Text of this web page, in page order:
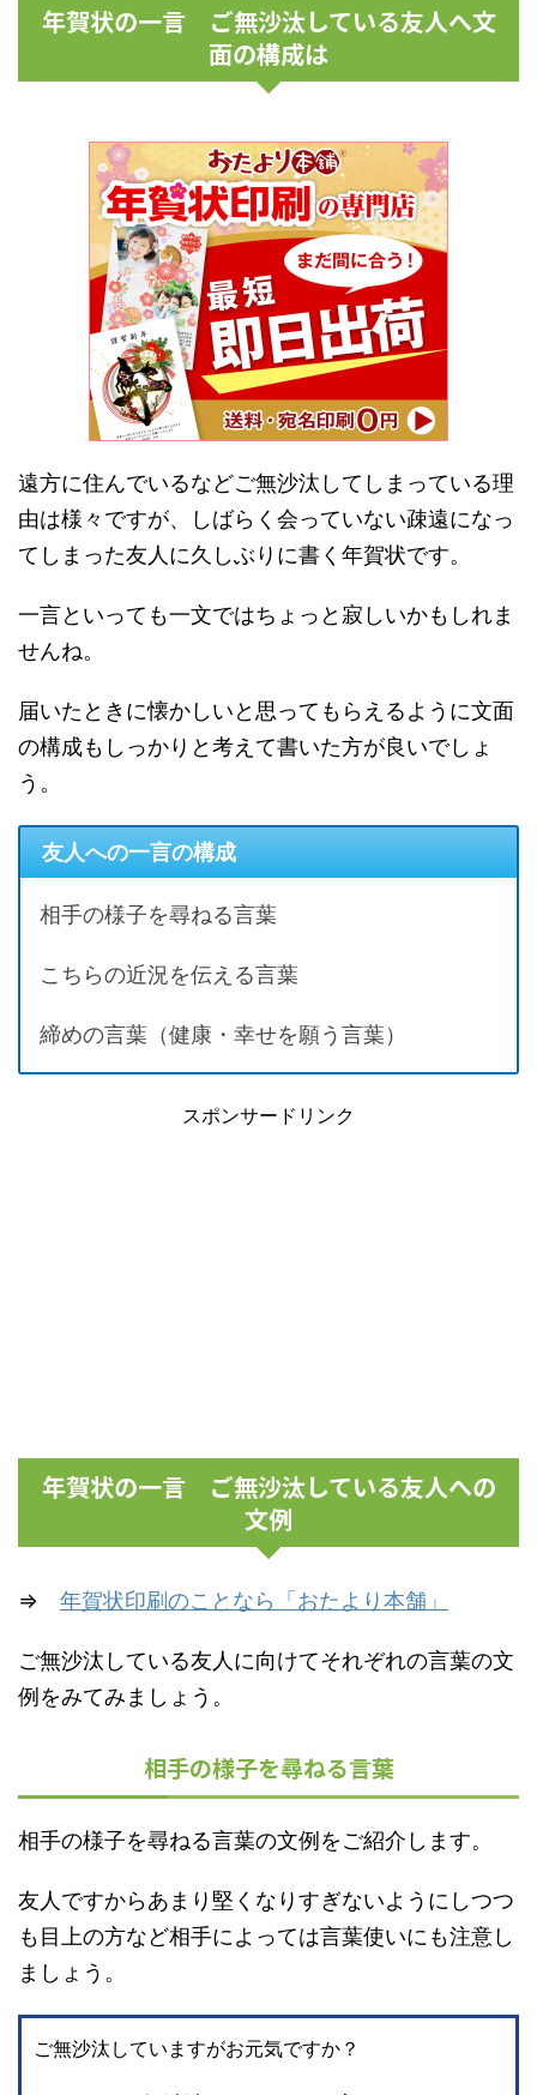
年賀状の一言 ご無沙汰している友人へ文
面の構成は
遠方に住んでいるなどご無沙汰してしまっている理
由は様々ですが、しばらく会っていない疎遠になっ
てしまった友人に久しぶりに書く年賀状です。
一言といっても一文ではちょっと寂しいかもしれま
せんね。
届いたときに懐かしいと思ってもらえるように文面
の構成もしっかりと考えて書いた方が良いでしょ
う。
友人への一言の構成
相手の様子を尋ねる言葉
こちらの近況を伝える言葉
締めの言葉（健康・幸せを願う言葉）
スポンサードリンク
年賀状の一言 ご無沙汰している友人への
文例
⇒ 年賀状印刷のことなら「おたより本舗」
ご無沙汰している友人に向けてそれぞれの言葉の文
例をみてみましょう。
相手の様子を尋ねる言葉
相手の様子を尋ねる言葉の文例をご紹介します。
友人ですからあまり堅くなりすぎないようにしつつ
も目上の方など相手によっては言葉使いにも注意し
ましょう。
ご無沙汰していますがお元気ですか？